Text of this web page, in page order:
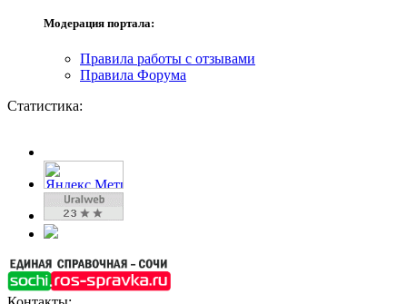
Модерация портала:
Правила работы с отзывами
Правила Форума
Статистика: